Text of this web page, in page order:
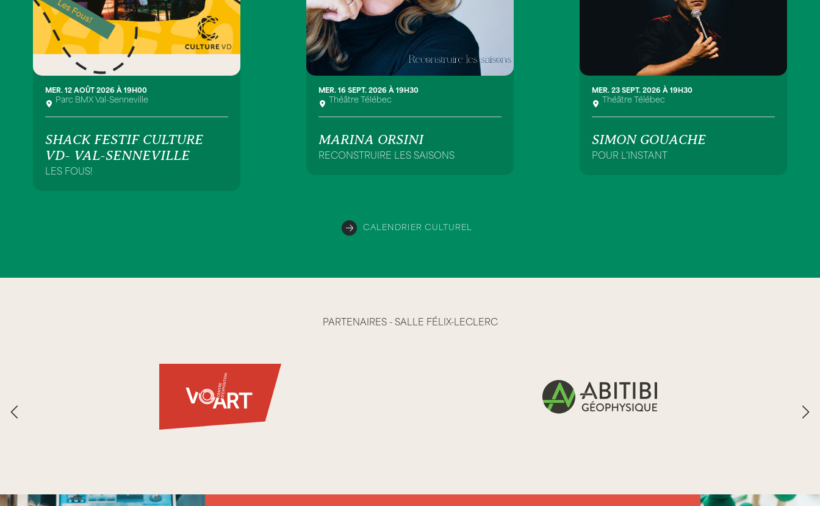
MER. 12 AOÛT 2026 À 19H00
Parc BMX Val-Senneville
SHACK FESTIF CULTURE
VD- VAL-SENNEVILLE
LES FOUS!
MER. 16 SEPT. 2026 À 19H30
Théâtre Télébec
MARINA ORSINI
RECONSTRUIRE LES SAISONS
MER. 23 SEPT. 2026 À 19H30
Théâtre Télébec
SIMON GOUACHE
POUR L'INSTANT
CALENDRIER CULTUREL
PARTENAIRES - SALLE FÉLIX-LECLERC